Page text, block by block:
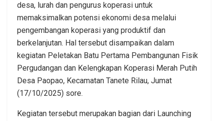
desa, lurah dan pengurus koperasi untuk
memaksimalkan potensi ekonomi desa melalui
pengembangan koperasi yang produktif dan
berkelanjutan. Hal tersebut disampaikan dalam
kegiatan Peletakan Batu Pertama Pembangunan Fisik
Pergudangan dan Kelengkapan Koperasi Merah Putih
Desa Paopao, Kecamatan Tanete Rilau, Jumat
(17/10/2025) sore.
Kegiatan tersebut merupakan bagian dari Launching